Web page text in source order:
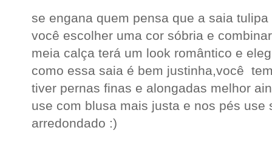
se engana quem pensa que a saia
você escolher uma cor sóbria e
meia calça terá um look romântico e
como essa saia é bem justinha,você
tiver pernas finas e alongadas melhor
use com blusa mais justa e nos pés
arredondado :)